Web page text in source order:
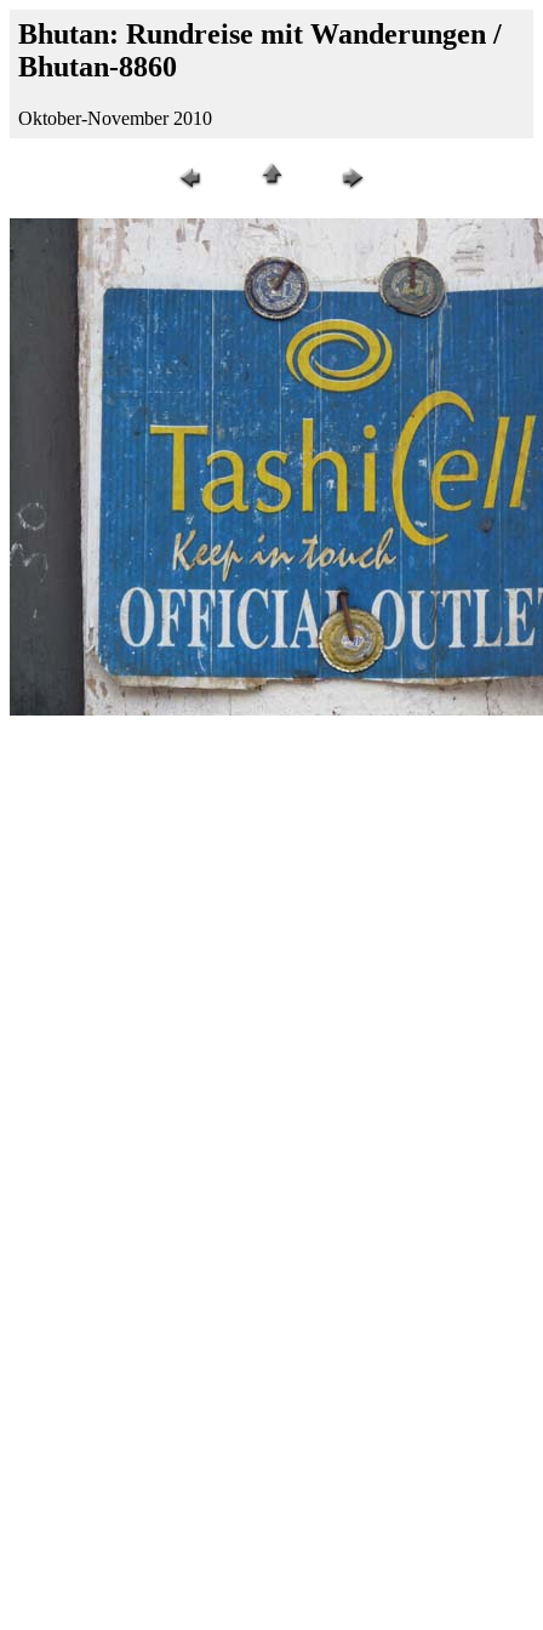
Bhutan: Rundreise mit Wanderungen /
Bhutan-8860
Oktober-November 2010